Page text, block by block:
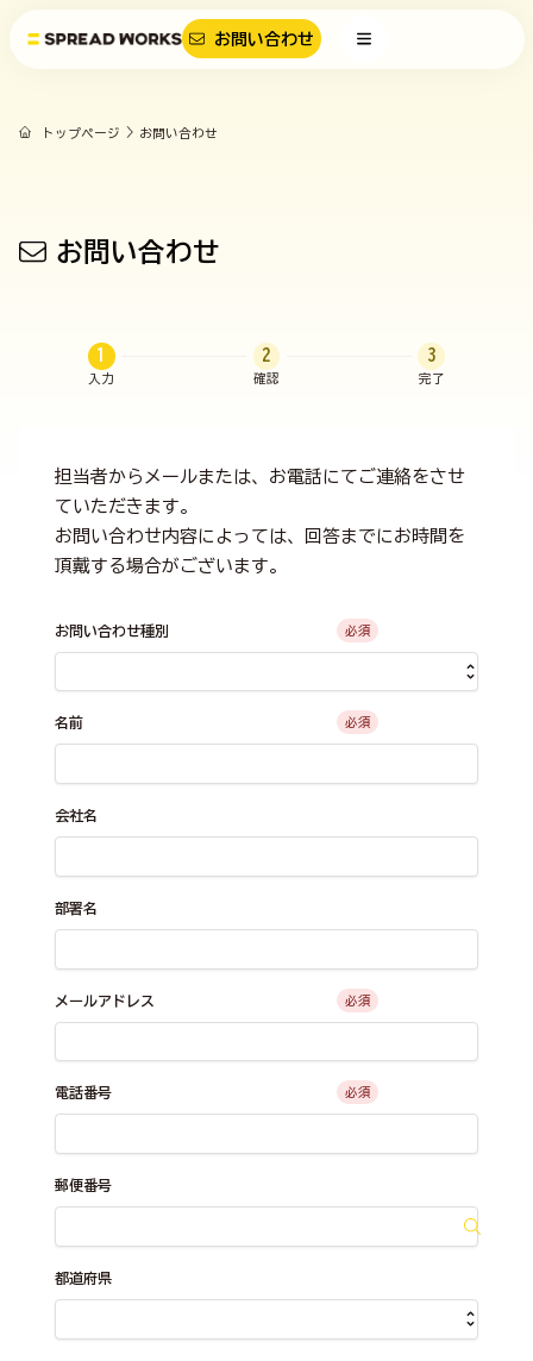
お問い合わせ
トップページ お問い合わせ
お問い合わせ
1
入力
2
確認
3
完了
担当者からメールまたは、お電話にてご連絡をさせ
ていただきます。
お問い合わせ内容によっては、回答までにお時間を
頂戴する場合がございます。
お問い合わせ種別 必須
名前 必須
会社名
部署名
メールアドレス 必須
電話番号 必須
郵便番号
都道府県